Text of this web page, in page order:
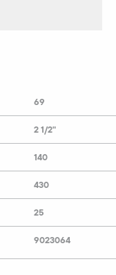
69
2 1/2"
140
430
25
9023064